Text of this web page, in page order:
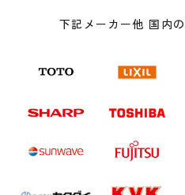
下記メーカー他 国内